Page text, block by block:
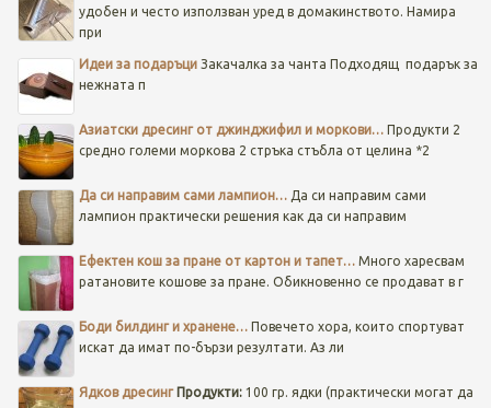
удобен и често използван уред в домакинството. Намира
при
Идеи за подаръциЗакачалка за чанта Подходящ подарък за
нежната п
Азиатски дресинг от джинджифил и моркови… Продукти 2
средно големи моркова 2 стръка стъбла от целина *2
Да си направим сами лампион…Да си направим сами
лампион практически решения как да си направим
Ефектен кош за пране от картон и тапет… Много харесвам
ратановите кошове за пране. Обикновенно се продават в г
Боди билдинг и хранене… Повечето хора, които спортуват
искат да имат по-бързи резултати. Аз ли
Ядков дресинг Продукти:100 гр. ядки (практически могат да